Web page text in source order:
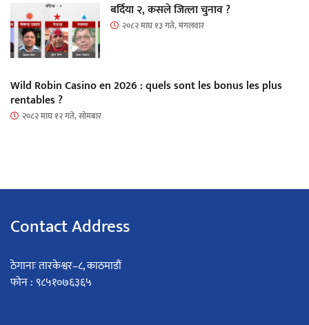
बर्दिया २, कसले जित्ला चुनाव ?
२०८२ माघ १३ गते, मंगलवार
Wild Robin Casino en 2026 : quels sont les bonus les plus
rentables ?
२०८२ माघ १२ गते, सोमबार
Contact Address
ठेगानाः तारकेश्वर–८, काठमाडौं
फोन : ९८५१०७६३६५